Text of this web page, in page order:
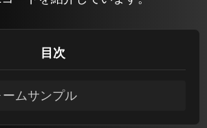
目次
ムサンプル